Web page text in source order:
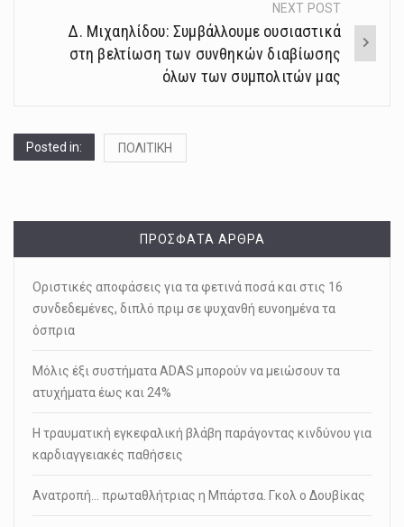
NEXT POST
Δ. Μιχαηλίδου: Συμβάλλουμε ουσιαστικά
στη βελτίωση των συνθηκών διαβίωσης
όλων των συμπολιτών μας
Posted in: ΠΟΛΙΤΙΚΗ
ΠΡΌΣΦΑΤΑ ΆΡΘΡΑ
Οριστικές αποφάσεις για τα φετινά ποσά και στις 16
συνδεδεμένες, διπλό πριμ σε ψυχανθή ευνοημένα τα
όσπρια
Μόλις έξι συστήματα ADAS μπορούν να μειώσουν τα
ατυχήματα έως και 24%
Η τραυματική εγκεφαλική βλάβη παράγοντας κινδύνου για
καρδιαγγειακές παθήσεις
Ανατροπή… πρωταθλήτριας η Μπάρτσα. Γκολ ο Δουβίκας